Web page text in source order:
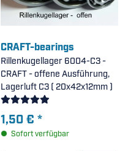
CRAFT-bearings
Rillenkugellager 6004-C3 -
CRAFT - offene Ausführung,
Lagerluft C3 ( 20x42x12mm )
1,50 € *
Sofort verfügbar